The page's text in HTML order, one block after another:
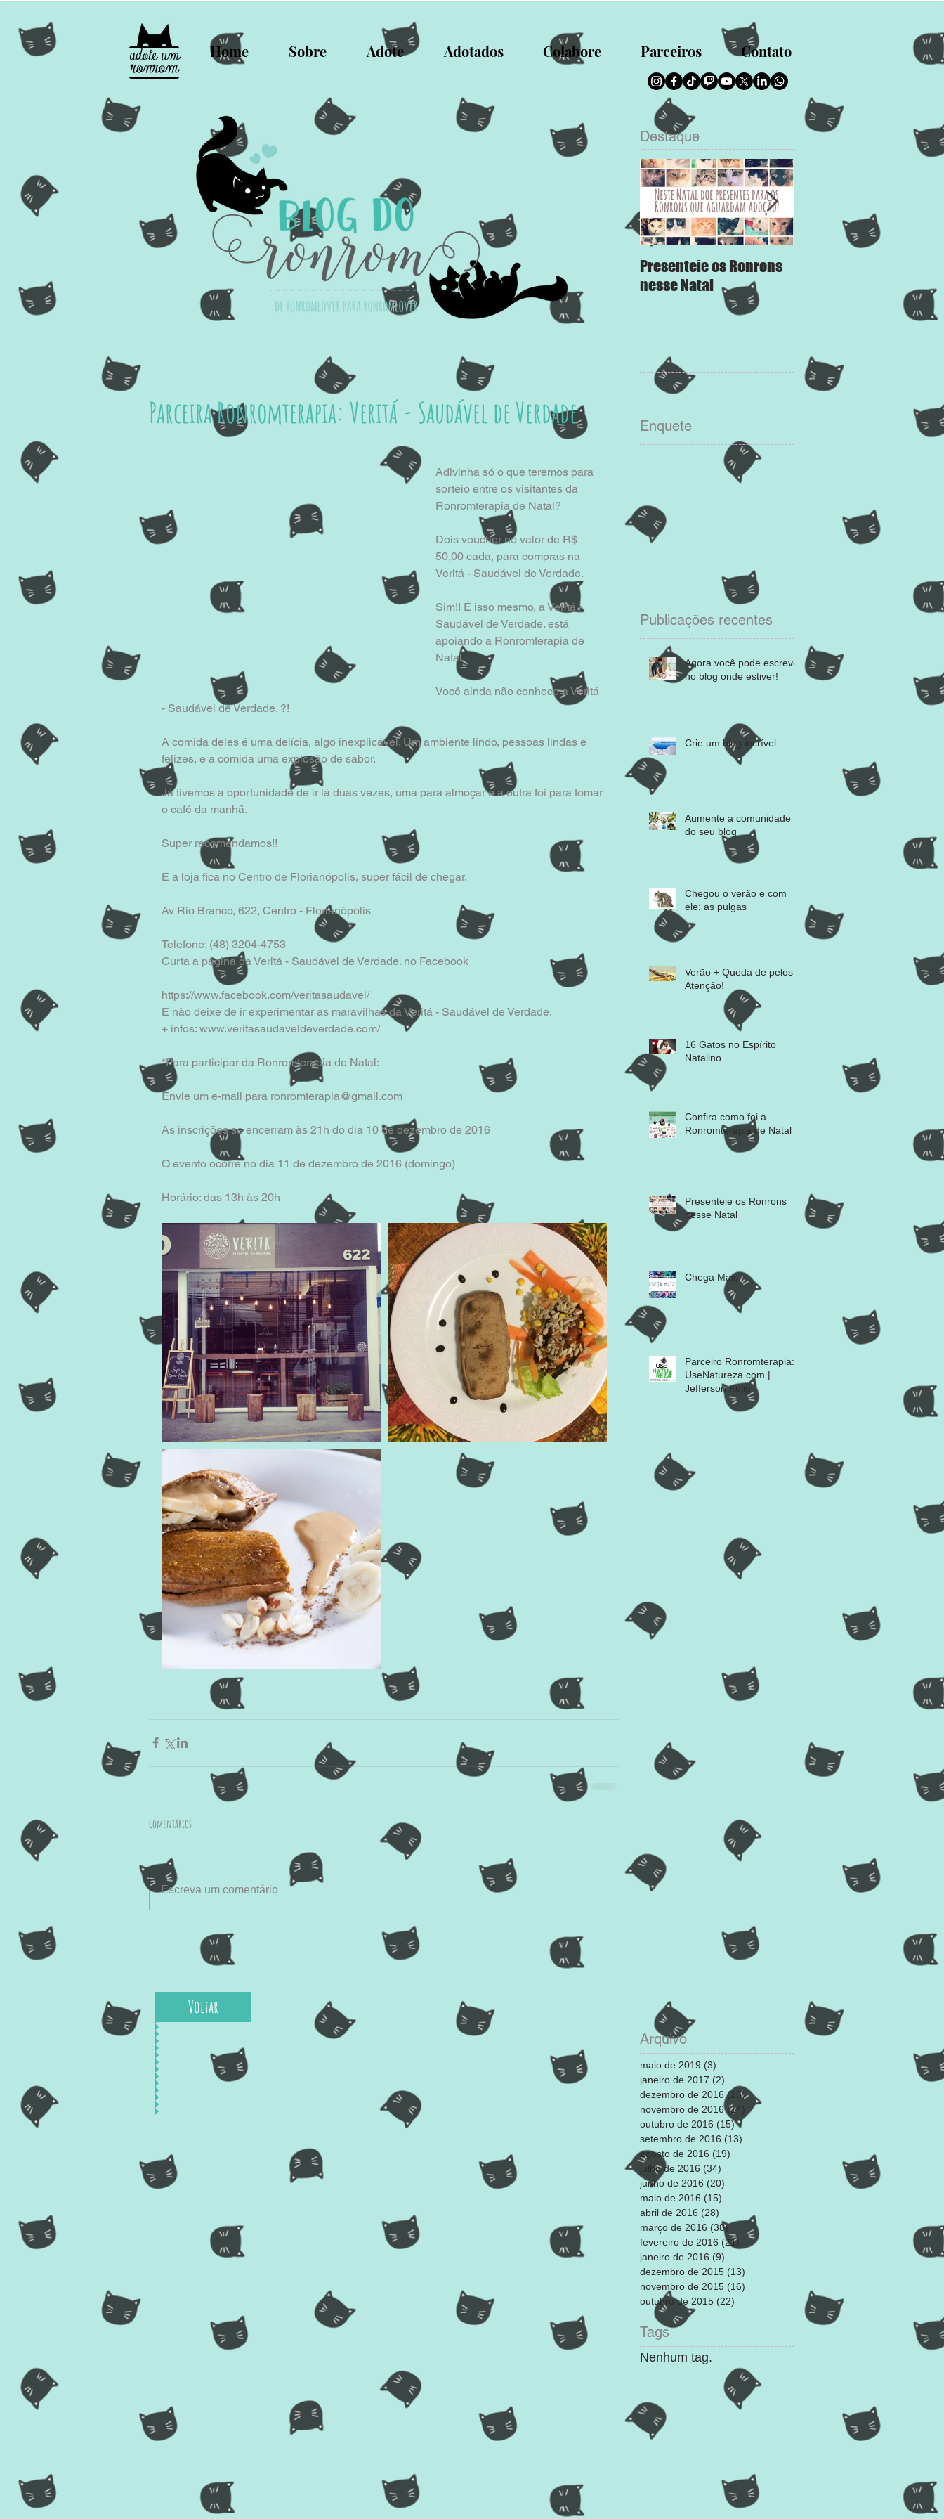
Home Sobre Adote Adotados Colabore Parceiros Contato
Destaque
Presenteie os Ronrons
nesse Natal
Parceira Ronromterapia: Veritá - Saudável de Verdade
Adivinha só o que teremos para
sorteio entre os visitantes da
Ronromterapia de Natal?
Dois voucher no valor de R$
50,00 cada, para compras na
Veritá - Saudável de Verdade.
Sim!! É isso mesmo, a Veritá -
Saudável de Verdade. está
apoiando a Ronromterapia de
Natal
Você ainda não conhece a Veritá
- Saudável de Verdade. ?!
A comida deles é uma delícia, algo inexplicável. Um ambiente lindo, pessoas lindas e
felizes, e a comida uma explosão de sabor.
Já tivemos a oportunidade de ir lá duas vezes, uma para almoçar e a outra foi para tomar
o café da manhã.
Super recomendamos!!
E a loja fica no Centro de Florianópolis, super fácil de chegar.
Av Rio Branco, 622, Centro - Florianópolis
Telefone: (48) 3204-4753
Curta a página da Veritá - Saudável de Verdade. no Facebook
https://www.facebook.com/veritasaudavel/
E não deixe de ir experimentar as maravilhas da Veritá - Saudável de Verdade.
+ infos: www.veritasaudaveldeverdade.com/
*Para participar da Ronromterapia de Natal:
Envie um e-mail para ronromterapia@gmail.com
As inscrições se encerram às 21h do dia 10 de dezembro de 2016
O evento ocorre no dia 11 de dezembro de 2016 (domingo)
Horário: das 13h às 20h
Comentários
Escreva um comentário
Voltar
Enquete
Publicações recentes
Agora você pode escrever
no blog onde estiver!
Crie um blog incrível
Aumente a comunidade
do seu blog
Chegou o verão e com
ele: as pulgas
Verão + Queda de pelos =
Atenção!
16 Gatos no Espírito
Natalino
Confira como foi a
Ronromterapia de Natal
Presenteie os Ronrons
nesse Natal
Chega Mais
Parceiro Ronromterapia:
UseNatureza.com |
Jefferson Kulig
Arquivo
maio de 2019 (3)
janeiro de 2017 (2)
dezembro de 2016 (25)25 posts
novembro de 2016 (14) 14 posts
outubro de 2016 (15)15 posts
setembro de 2016 (13)
agosto de 2016 (19)
julho de 2016 (34)
junho de 2016 (20)
maio de 2016 (15)
abril de 2016 (28) 28 posts
março de 2016 (38)38 posts
fevereiro de 2016 (21)
21 posts
janeiro de 2016 (9)
dezembro de 2015 (13)
novembro de 2015 (16)
outubro de 2015 (22)
Tags
Nenhum tag.